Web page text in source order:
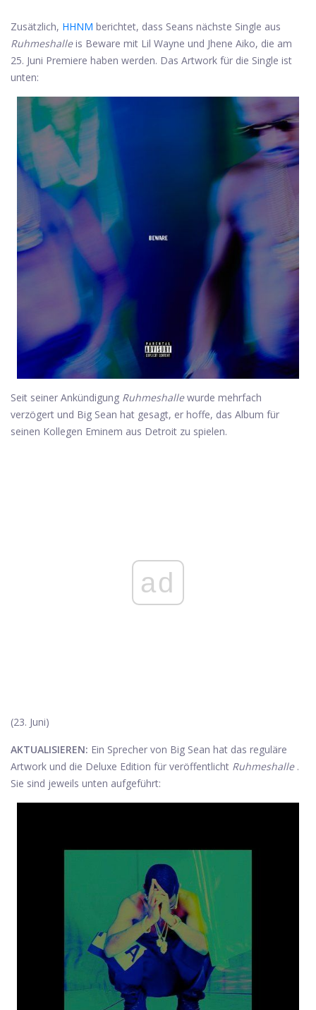
Zusätzlich, HHNM berichtet, dass Seans nächste Single aus
Ruhmeshalleis Beware mit Lil Wayne und Jhene Aiko, die am
25. Juni Premiere haben werden. Das Artwork für die Single ist
unten:
Seit seiner Ankündigung Ruhmeshallewurde mehrfach
verzögert und Big Sean hat gesagt, er hoffe, das Album für
seinen Kollegen Eminem aus Detroit zu spielen.
ad
(23. Juni)
AKTUALISIEREN: Ein Sprecher von Big Sean hat das reguläre
Artwork und die Deluxe Edition für veröffentlicht Ruhmeshalle.
Sie sind jeweils unten aufgeführt: